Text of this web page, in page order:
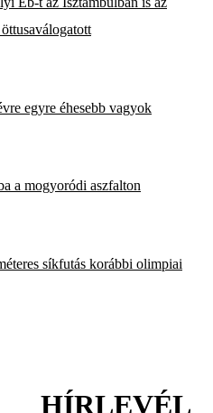
egyre éhesebb vagyok
a mogyoródi aszfalton
síkfutás korábbi olimpiai
HÍRLEVÉL